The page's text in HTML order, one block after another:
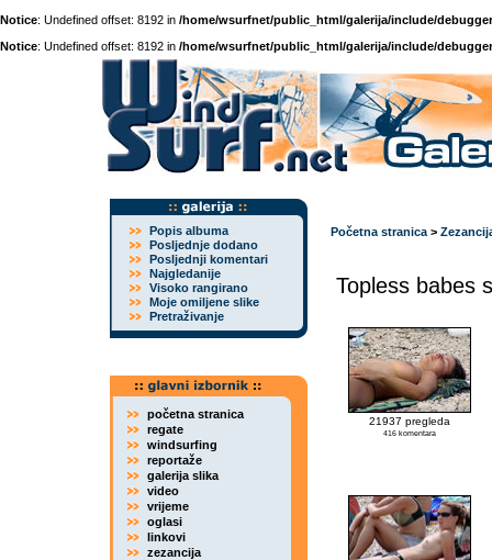
Notice: Undefined offset: 8192 in /home/wsurfnet/public_html/galerija/include/
Notice: Undefined offset: 8192 in /home/wsurfnet/public_html/galerija/include/
Popis albuma
Posljednje dodano
Posljednji komentari
Najgledanije
Visoko rangirano
Moje omiljene slike
Pretraživanje
početna stranica
regate
windsurfing
reportaže
galerija slika
video
vrijeme
oglasi
linkovi
zezancija
Početna stranica >
Topless babes
21937 pregleda
416 komentara